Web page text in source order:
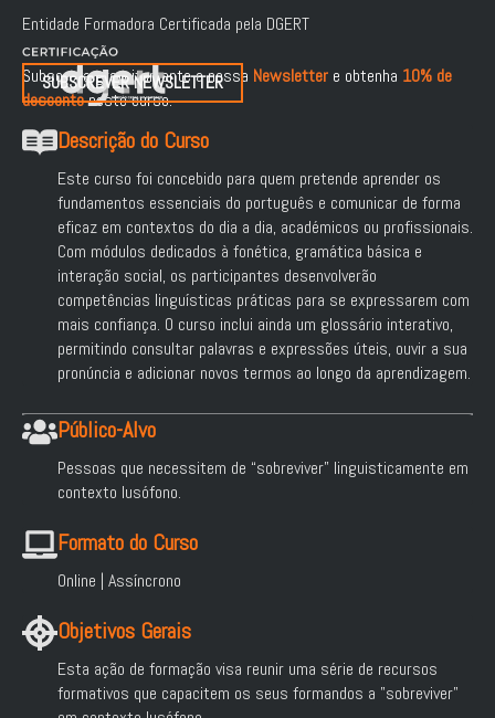
Entidade Formadora Certificada pela DGERT
Subscreva gratuitamente a nossa Newsletter e obtenha 10% de
descontoneste curso.
SUBSCREVER NEWSLETTER
Descrição do Curso
Este curso foi concebido para quem pretende aprender os
fundamentos essenciais do português e comunicar de forma
eficaz em contextos do dia a dia, académicos ou profissionais.
Com módulos dedicados à fonética, gramática básica e
interação social, os participantes desenvolverão
competências linguísticas práticas para se expressarem com
mais confiança. O curso inclui ainda um glossário interativo,
permitindo consultar palavras e expressões úteis, ouvir a sua
pronúncia e adicionar novos termos ao longo da aprendizagem.
Público-Alvo
Pessoas que necessitem de “sobreviver” linguisticamente em
contexto lusófono.
Formato do Curso
Online | Assíncrono
Objetivos Gerais
Esta ação de formação visa reunir uma série de recursos
formativos que capacitem os seus formandos a "sobreviver"